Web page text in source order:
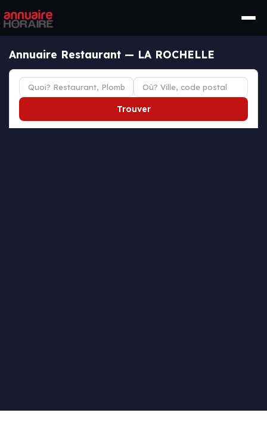
Annuaire Restaurant — LA ROCHELLE
Trouver